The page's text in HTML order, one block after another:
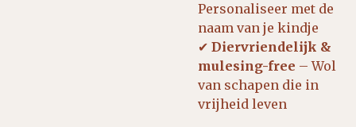
Personaliseer met de
naam van je kindje
✔ Diervriendelijk &
mulesing-free – Wol
van schapen die in
vrijheid leven